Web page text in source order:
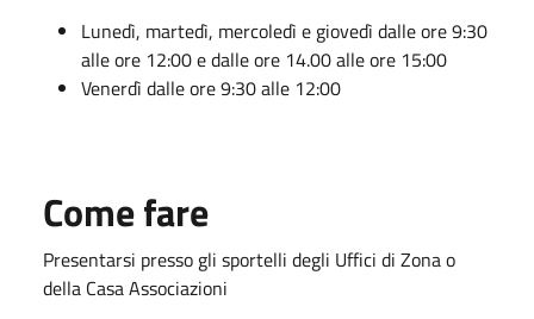
Lunedì, martedì, mercoledì e giovedì dalle ore 9:30
alle ore 12:00 e dalle ore 14.00 alle ore 15:00
Venerdì dalle ore 9:30 alle 12:00
Come fare
Presentarsi presso gli sportelli degli Uffici di Zona o
della Casa Associazioni